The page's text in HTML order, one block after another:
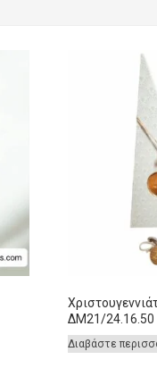
ΔΜ21/24.16.50
Διαβάστε